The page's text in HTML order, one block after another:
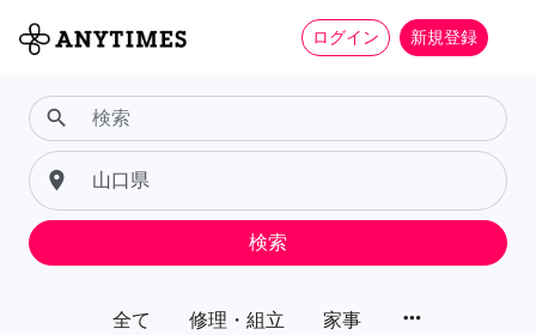
ログイン 新規登録
全て 修理・組立 家事 more_horiz
search
place
検索